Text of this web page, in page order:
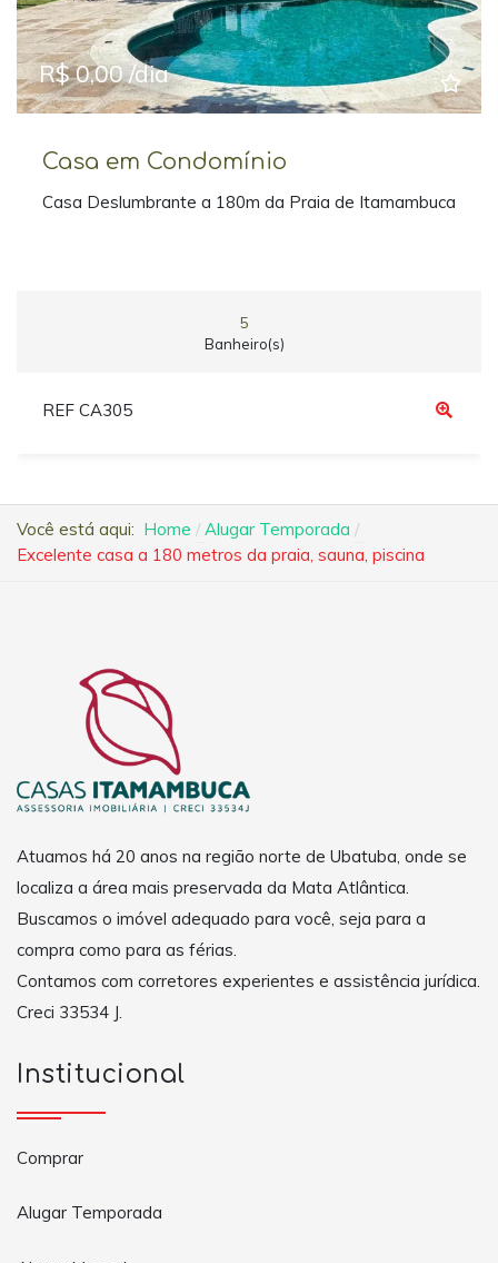
R$ 0,00 /dia
Casa em Condomínio
Casa Deslumbrante a 180m da Praia de Itamambuca
5
Banheiro(s)
REF CA305
Você está aqui: Home
Alugar Temporada
Excelente casa a 180 metros da praia, sauna, piscina
Atuamos há 20 anos na região norte de Ubatuba, onde se
localiza a área mais preservada da Mata Atlântica.
Buscamos o imóvel adequado para você, seja para a
compra como para as férias.
Contamos com corretores experientes e assistência jurídica.
Creci 33534 J.
Institucional
Comprar
Alugar Temporada